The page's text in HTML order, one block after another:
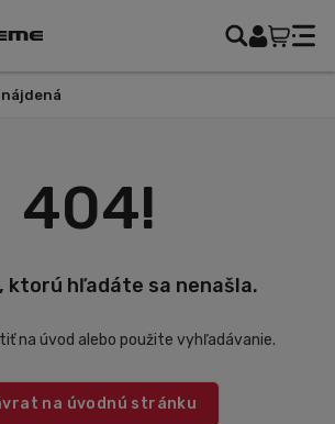
404!
ktorú hľadáte sa nenašla.
na úvod alebo použite vyhľadávanie.
na úvodnú stránku